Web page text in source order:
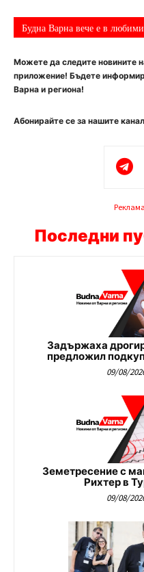
Будна Варна вече е в
Можете да следите новините
приложение! Бъдете
Варна и региона!
Абонирайте се за нашите
Реклама
Последни
Задържаха
предложил
09/08/
Земетресение с
Рихтер в
09/08/